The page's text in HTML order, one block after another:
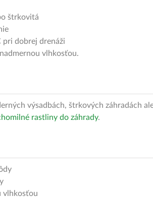
štrkovitá
pri dobrej drenáži
vlhkosťou.
výsadbách, štrkových záhradách
rastliny do záhrady.
vlhkosťou